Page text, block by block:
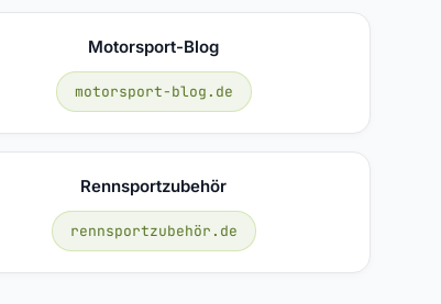
Motorsport-Blog
motorsport-blog.de
Rennsportzubehör
rennsportzubehör.de